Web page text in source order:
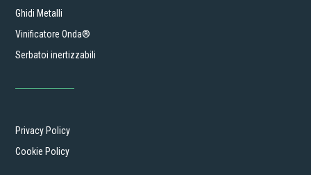
Ghidi Metalli
Vinificatore Onda®
Serbatoi inertizzabili
Privacy Policy
Cookie Policy